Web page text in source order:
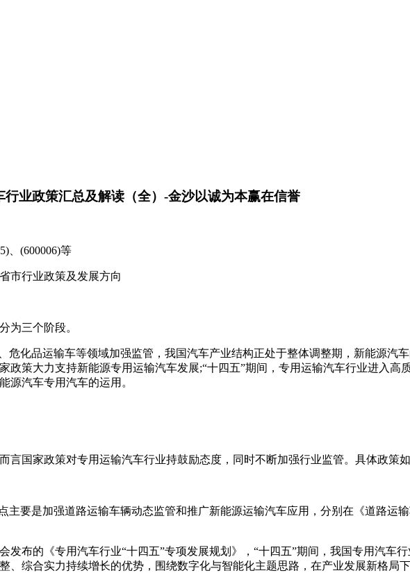
业政策汇总及解读（全）-金沙以诚为本赢在信誉
、(600006)等
市行业政策及发展方向
为三个阶段。
危化品运输车等领域加强监管，我国汽车产业结构正处于整体调整期，新能源汽
政策大力支持新能源专用运输汽车发展;“十四五”期间，专用运输汽车行业进入高
源汽车专用汽车的运用。
言国家政策对专用运输汽车行业持鼓励态度，同时不断加强行业监管。具体政策如
主要是加强道路运输车辆动态监管和推广新能源运输汽车应用，分别在《道路运
发布的《专用汽车行业“十四五”专项发展规划》，“十四五”期间，我国专用汽车
、综合实力持续增长的优势，围绕数字化与智能化主题思路，在产业发展新格局